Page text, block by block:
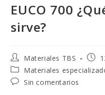
EUCO 700
sirve?
Materiales TBS
Materiales
Sin comentarios